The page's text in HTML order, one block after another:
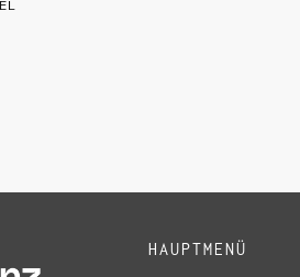
HAUPTMENÜ